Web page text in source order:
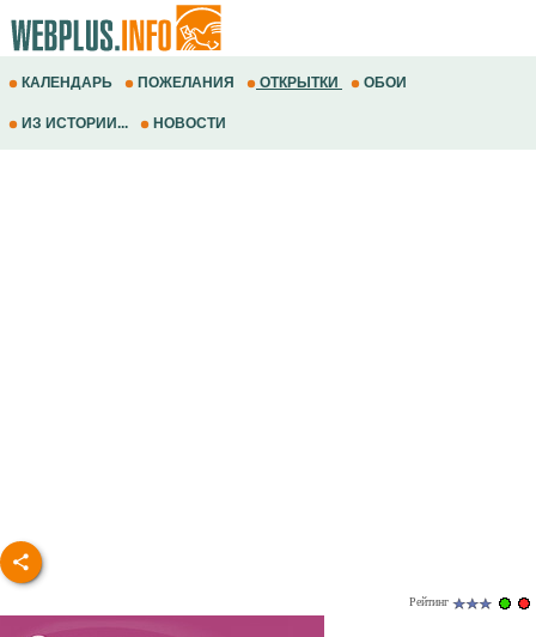
КАЛЕНДАРЬ ПОЖЕЛАНИЯ ОТКРЫТКИ ОБОИ
ИЗ ИСТОРИИ... НОВОСТИ
Рейтинг